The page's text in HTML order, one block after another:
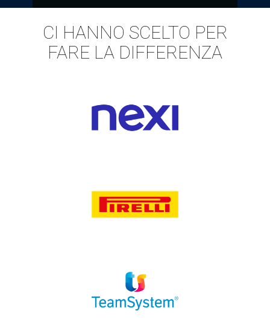
CI HANNO SCELTO PER
FARE LA DIFFERENZA